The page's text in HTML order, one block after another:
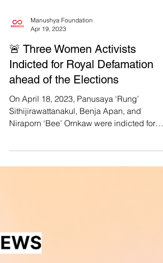
Manushya Foundation
Apr 19, 2023
🚨 Three Women Activists
Indicted for Royal Defamation
ahead of the Elections
On April 18, 2023, Panusaya ‘Rung’
Sithijirawattanakul, Benja Apan, and